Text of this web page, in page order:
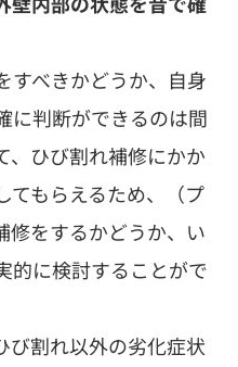
すべきかどうか、自身
に判断ができるのは間
、ひび割れ補修にかか
てもらえるため、（プ
修をするかどうか、い
的に検討することがで
割れ以外の劣化症状